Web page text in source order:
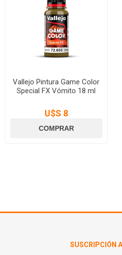
Vallejo Pintura Game Color
Special FX Vómito 18 ml
U$S 8
SUSCRIPCIÓN